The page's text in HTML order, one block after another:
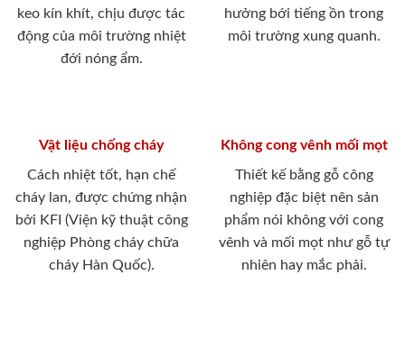
keo kín khít, chịu được tác
động của môi trường nhiệt
đới nóng ẩm.
hưởng bới tiếng ồn trong
môi trường xung quanh.
Vật liệu chống cháy
Cách nhiệt tốt, hạn chế
cháy lan, được chứng nhận
bởi KFI (Viện kỹ thuật công
nghiệp Phòng cháy chữa
cháy Hàn Quốc).
Không cong vênh mối mọt
Thiết kế bằng gỗ công
nghiệp đặc biệt nên sản
phẩm nói không với cong
vênh và mối mọt như gỗ tự
nhiên hay mắc phải.